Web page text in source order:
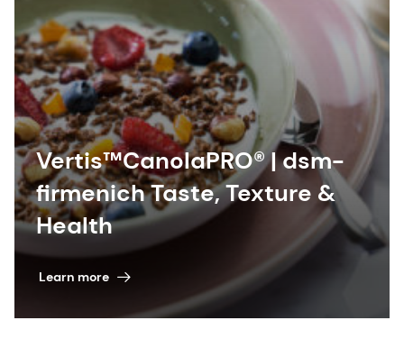
Vertis™CanolaPRO® | dsm-
firmenich Taste, Texture &
Health
Learn more